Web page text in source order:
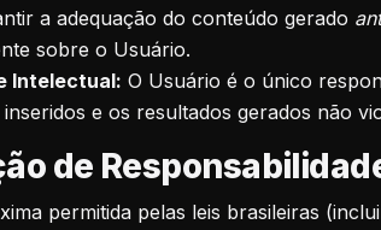
a adequação do conteúdo gerado
sobre o Usuário.
Intelectual: O Usuário é o único
e os resultados gerados não
de
permitida pelas leis brasileiras